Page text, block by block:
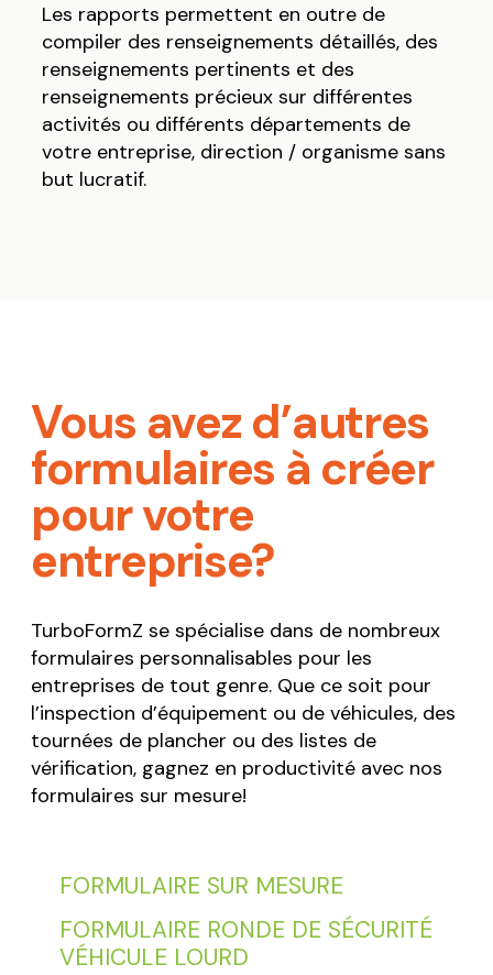
Les rapports permettent en outre de
compiler des renseignements détaillés, des
renseignements pertinents et des
renseignements précieux sur différentes
activités ou différents départements de
votre entreprise, direction / organisme sans
but lucratif.
Vous avez d’autres
formulaires à créer
pour votre
entreprise?
TurboFormZ se spécialise dans de nombreux
formulaires personnalisables pour les
entreprises de tout genre. Que ce soit pour
l’inspection d’équipement ou de véhicules, des
tournées de plancher ou des listes de
vérification, gagnez en productivité avec nos
formulaires sur mesure!
FORMULAIRE SUR MESURE
FORMULAIRE RONDE DE SÉCURITÉ
VÉHICULE LOURD